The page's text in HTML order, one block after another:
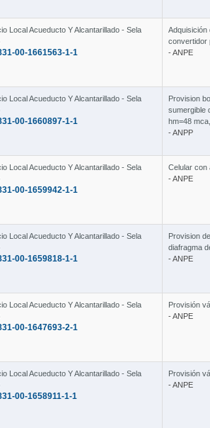
Local Acueducto Y Alcantarillado - Sela
00-1661563-1-1
Adquisición
convertidor
- ANPE
Local Acueducto Y Alcantarillado - Sela
00-1660897-1-1
Provision
sumergible
hm=48
- ANPP
Local Acueducto Y Alcantarillado - Sela
00-1659942-1-1
Celular con
- ANPE
Local Acueducto Y Alcantarillado - Sela
00-1659818-1-1
Provision
diafragma
- ANPE
Local Acueducto Y Alcantarillado - Sela
00-1647693-2-1
Provisión
- ANPE
Local Acueducto Y Alcantarillado - Sela
00-1658911-1-1
Provisión
- ANPE